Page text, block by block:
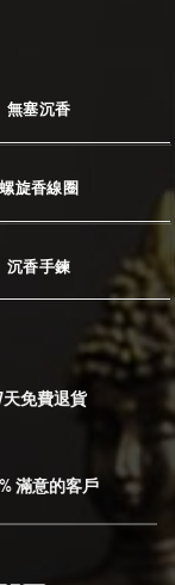
無塞沉香
螺旋香線圈
沉香手鍊
天免費退貨
滿意的客戶